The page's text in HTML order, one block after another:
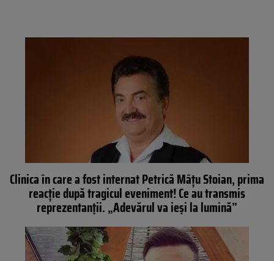
Clinica în care a fost internat Petrică Mâțu Stoian, prima
reacție după tragicul eveniment! Ce au transmis
reprezentanții. „Adevărul va ieşi la lumină”